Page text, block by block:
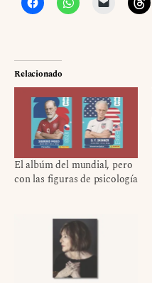
Relacionado
El albúm del mundial, pero
con las figuras de psicología